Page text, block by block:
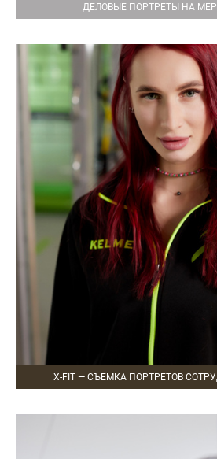
ДЕЛОВЫЕ ПОРТРЕТЫ НА
X-FIT — СЪЕМКА ПОРТРЕТОВ